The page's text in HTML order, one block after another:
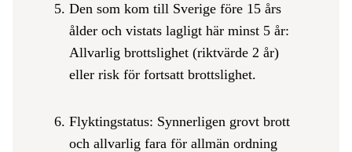
Den som kom till Sverige före 15 års
ålder och vistats lagligt här minst 5 år:
Allvarlig brottslighet (riktvärde 2 år)
eller risk för fortsatt brottslighet.
Flyktingstatus: Synnerligen grovt brott
och allvarlig fara för allmän ordning